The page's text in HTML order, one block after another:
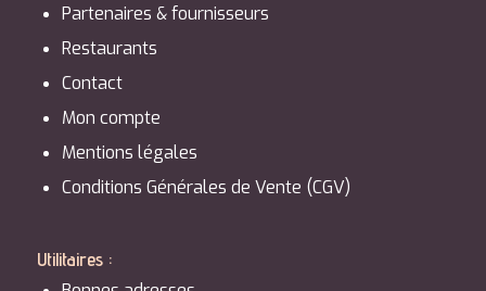
Partenaires & fournisseurs
Restaurants
Contact
Mon compte
Mentions légales
Conditions Générales de Vente (CGV)
Utilitaires :